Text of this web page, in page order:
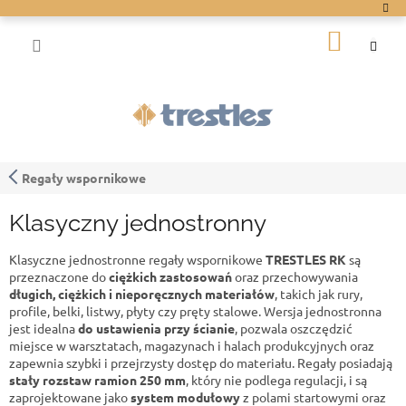
do
Regały wspornikowe
Klasyczny jednostronny
Klasyczne jednostronne regały wspornikowe TRESTLES RK są
przeznaczone dociężkich zastosowańoraz przechowywania
długich, ciężkich i nieporęcznych materiałów, takich jak rury,
profile, belki, listwy, płyty czy pręty stalowe. Wersja jednostronna
jest idealnado ustawienia przy ścianie, pozwala oszczędzić
miejsce w warsztatach, magazynach i halach produkcyjnych oraz
zapewnia szybki i przejrzysty dostęp do materiału. Regały posiadają
stały rozstaw ramion 250 mm, który nie podlega regulacji, i są
zaprojektowane jakosystem modułowyz polami startowymi oraz